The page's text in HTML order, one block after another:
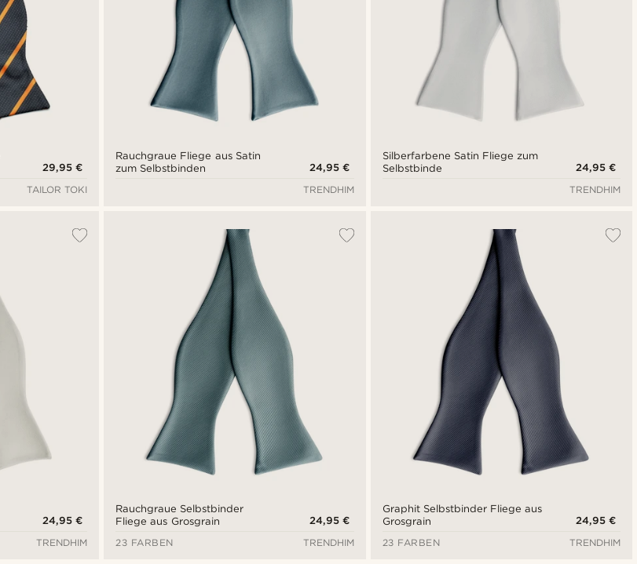
29,95 €
TAILOR TOKI
Rauchgraue Fliege aus Satin
zum Selbstbinden
24,95 €
TRENDHIM
Silberfarbene Satin Fliege zum
Selbstbinde
24,95 €
TRENDHIM
24,95 €
TRENDHIM
Rauchgraue Selbstbinder
Fliege aus Grosgrain
24,95 €
23 FARBEN
TRENDHIM
Graphit Selbstbinder Fliege aus
Grosgrain
24,95 €
23 FARBEN
TRENDHIM